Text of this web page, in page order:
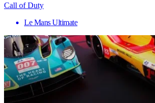
Call of Duty
Le Mans Ultimate